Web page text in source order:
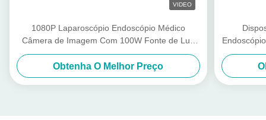
VIDEO
1080P Laparoscópio Endoscópio Médico
Câmera de Imagem Com 100W Fonte de Luz
Fria
Obtenha O Melhor Preço